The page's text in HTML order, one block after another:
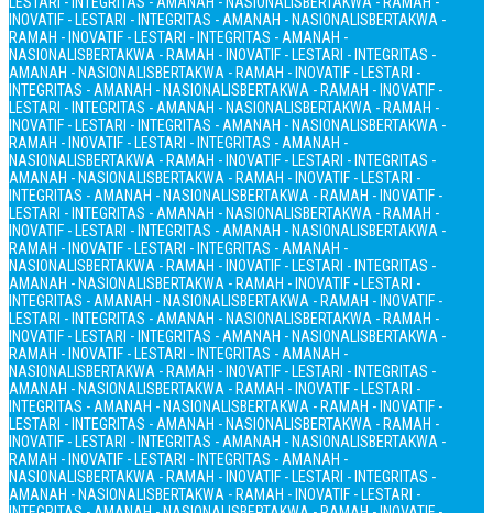
INOVATIF - LESTARI - INTEGRITAS - AMANAH - NASIONALISBERTAKWA -
RAMAH - INOVATIF - LESTARI - INTEGRITAS - AMANAH -
NASIONALISBERTAKWA - RAMAH - INOVATIF - LESTARI - INTEGRITAS -
AMANAH - NASIONALISBERTAKWA - RAMAH - INOVATIF - LESTARI -
INTEGRITAS - AMANAH - NASIONALISBERTAKWA - RAMAH - INOVATIF -
LESTARI - INTEGRITAS - AMANAH - NASIONALISBERTAKWA - RAMAH -
INOVATIF - LESTARI - INTEGRITAS - AMANAH - NASIONALISBERTAKWA -
RAMAH - INOVATIF - LESTARI - INTEGRITAS - AMANAH -
NASIONALISBERTAKWA - RAMAH - INOVATIF - LESTARI - INTEGRITAS -
AMANAH - NASIONALISBERTAKWA - RAMAH - INOVATIF - LESTARI -
INTEGRITAS - AMANAH - NASIONALISBERTAKWA - RAMAH - INOVATIF -
LESTARI - INTEGRITAS - AMANAH - NASIONALISBERTAKWA - RAMAH -
INOVATIF - LESTARI - INTEGRITAS - AMANAH - NASIONALISBERTAKWA -
RAMAH - INOVATIF - LESTARI - INTEGRITAS - AMANAH -
NASIONALISBERTAKWA - RAMAH - INOVATIF - LESTARI - INTEGRITAS -
AMANAH - NASIONALISBERTAKWA - RAMAH - INOVATIF - LESTARI -
INTEGRITAS - AMANAH - NASIONALISBERTAKWA - RAMAH - INOVATIF -
LESTARI - INTEGRITAS - AMANAH - NASIONALISBERTAKWA - RAMAH -
INOVATIF - LESTARI - INTEGRITAS - AMANAH - NASIONALISBERTAKWA -
RAMAH - INOVATIF - LESTARI - INTEGRITAS - AMANAH -
NASIONALISBERTAKWA - RAMAH - INOVATIF - LESTARI - INTEGRITAS -
AMANAH - NASIONALISBERTAKWA - RAMAH - INOVATIF - LESTARI -
INTEGRITAS - AMANAH - NASIONALISBERTAKWA - RAMAH - INOVATIF -
LESTARI - INTEGRITAS - AMANAH - NASIONALISBERTAKWA - RAMAH -
INOVATIF - LESTARI - INTEGRITAS - AMANAH - NASIONALISBERTAKWA -
RAMAH - INOVATIF - LESTARI - INTEGRITAS - AMANAH -
NASIONALISBERTAKWA - RAMAH - INOVATIF - LESTARI - INTEGRITAS -
AMANAH - NASIONALISBERTAKWA - RAMAH - INOVATIF - LESTARI -